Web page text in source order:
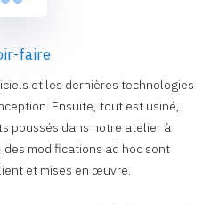
faire
et les dernières technologies
Ensuite, tout est usiné,
poussés dans notre atelier à
des modifications ad hoc sont
et mises en œuvre.